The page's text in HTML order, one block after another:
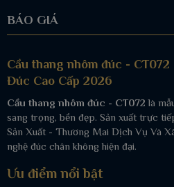
BÁO GIÁ
Cầu thang nhôm đúc -
Đúc Cao Cấp 2026
Cầu thang nhôm đúc - CT072 là
sang trọng, bền đẹp. Sản xuất trực
Sản Xuất - Thương Mai Dịch Vụ Và
nghệ đúc chân không hiện đại.
Ưu điểm nổi bật